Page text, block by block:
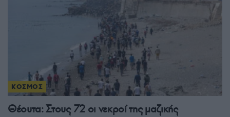
ΚΟΣΜΟΣ
Θέουτα: Στους 72 οι νεκροί της μαζικής